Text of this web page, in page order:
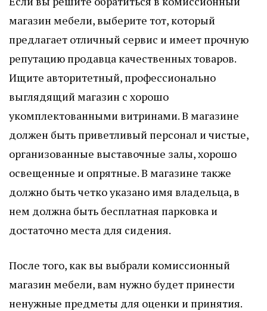
магазин мебели, выберите тот, который
предлагает отличный сервис и имеет прочную
репутацию продавца качественных товаров.
Ищите авторитетный, профессионально
выглядящий магазин с хорошо
укомплектованными витринами. В магазине
должен быть приветливый персонал и чистые,
организованные выставочные залы, хорошо
освещенные и опрятные. В магазине также
должно быть четко указано имя владельца, в
нем должна быть бесплатная парковка и
достаточно места для сидения.
После того, как вы выбрали комиссионный
магазин мебели, вам нужно будет принести
ненужные предметы для оценки и принятия.